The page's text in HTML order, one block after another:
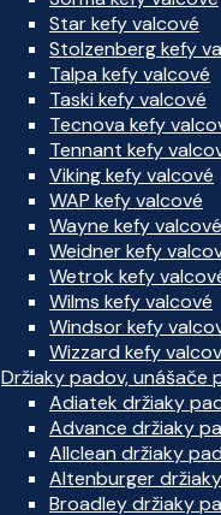
Star kefy valcové
Stolzenberg kefy
Talpa kefy valcové
Taski kefy valcové
Tecnova kefy
Tennant kefy
Viking kefy valcové
WAP kefy valcové
Wayne kefy valcové
Weidner kefy
Wetrok kefy
Wilms kefy valcové
Windsor kefy
Wizzard kefy
Držiaky padov, unášače
Adiatek držiaky
Advance držiaky
Allclean držiaky
Altenburger
Broadley držiaky